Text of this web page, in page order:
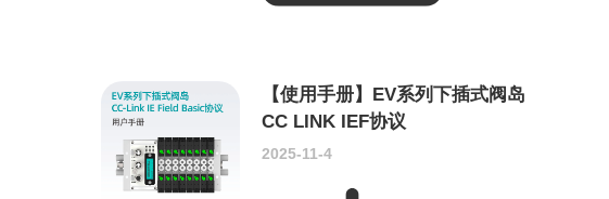
【使用手册】EV系列下插式阀岛
CC LINK IEF协议
2025-11-4